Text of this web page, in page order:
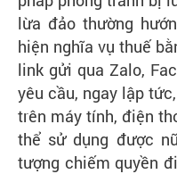
lừa đảo thường
hiện nghĩa vụ thuế
link gửi qua Zalo,
yêu cầu, ngay lập
trên máy tính, điện
thể sử dụng được
tượng chiếm quyền